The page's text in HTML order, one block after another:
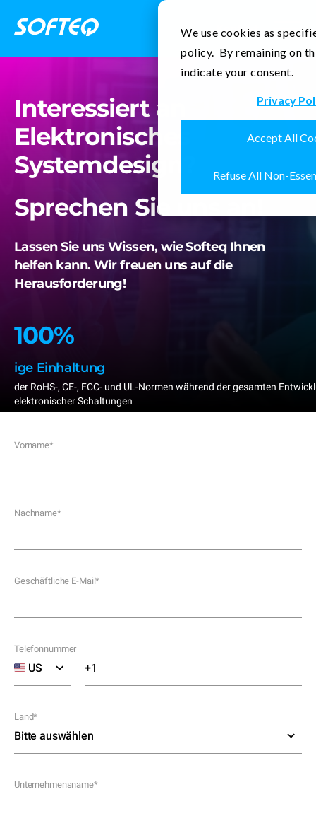
We use cookies as
policy. By remaining on
indicate your consent.
Privacy
Accept All
Refuse All Non-
Kontakt
Interessiert an
Elektronisches
Systemdesign?
Sprechen Sie uns an!
Lassen Sie uns Wissen, wie Softeq Ihnen
helfen kann. Wir freuen uns auf die
Herausforderung!
100%
ige Einhaltung
der RoHS-, CE-, FCC- und UL-Normen während der gesamten
elektronischer Schaltungen
Vorname*
Nachname*
Geschäftliche E-Mail*
Telefonnummer
Land*
Unternehmensname*